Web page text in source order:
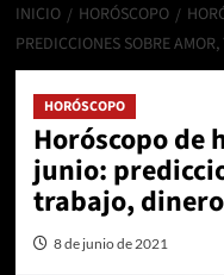
INICIO HORÓSCOPO
PREDICCIONES SOBRE
HORÓSCOPO
Horóscopo de
junio:
trabajo,
8 de junio de 2021